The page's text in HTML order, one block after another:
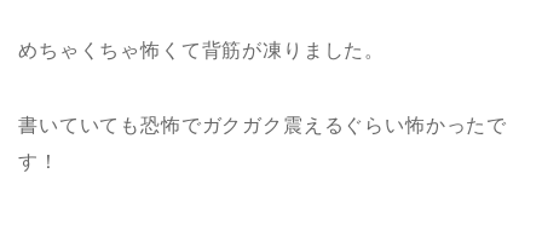
めちゃくちゃ怖くて背筋が凍りました。
書いていても恐怖でガクガク震えるぐらい怖かったで
す！